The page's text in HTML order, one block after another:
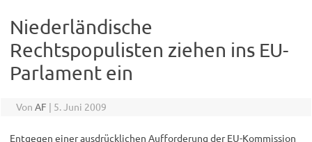
Niederländische
Rechtspopulisten ziehen ins EU-
Parlament ein
Von AF | 5. Juni 2009
Entgegen einer ausdrücklichen Aufforderung der EU-Kommission